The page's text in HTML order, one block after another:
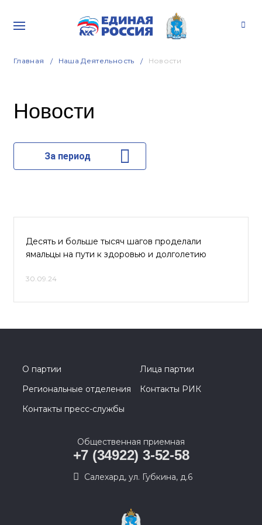
Главная Наша Деятельность Новости
Новости
За период
Десять и больше тысяч шагов проделали
ямальцы на пути к здоровью и долголетию
30.09.24
О партии
Лица партии
Региональные отделения
Контакты РИК
Контакты пресс-службы
Общественная приемная
+7 (34922) 3-52-58
Салехард, ул. Губкина, д.6